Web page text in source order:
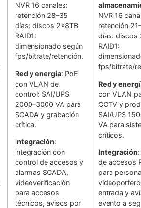
NVR 16 canales:
retención 28–35
días: discos 2x8TB
RAID1:
dimensionado según
fps/bitrate/retención.
Red y energía: PoE
con VLAN de
control: SAI/UPS
2000–3000 VA para
SCADA y grabación
crítica.
Integración:
integración con
control de accesos y
alarmas SCADA,
videoverificación
para accesos
técnicos, avisos por
NVR 16
retención
días: discos
RAID1:
fps/bitrate/
Red y
con VLAN
CCTV y
SAI/UPS
VA para
críticos.
Integración
de accesos
para
videoportero
entrada y
evento a